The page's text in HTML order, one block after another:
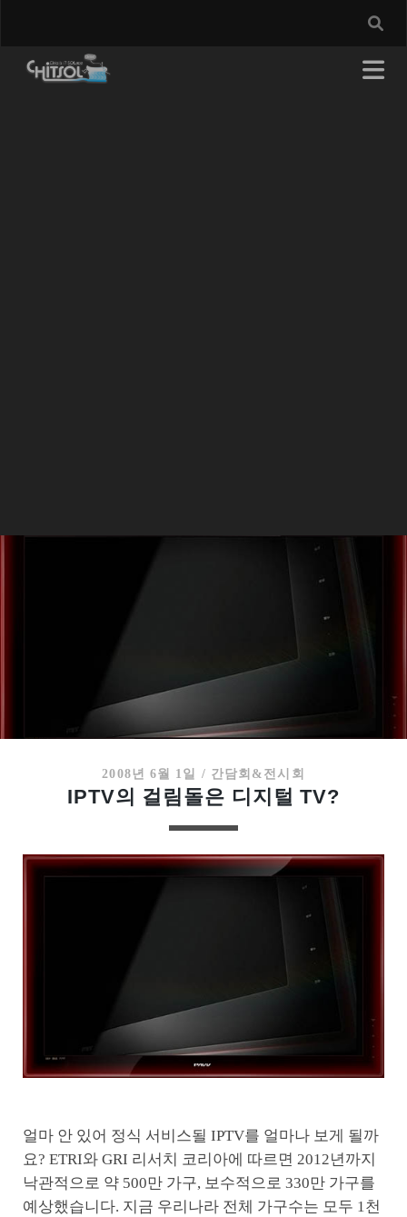
2008년 6월 1일 / 간담회&전시회
IPTV의 걸림돌은 디지털 TV?
얼마 안 있어 정식 서비스될 IPTV를 얼마나 보게 될까
요? ETRI와 GRI 리서치 코리아에 따르면 2012년까지
낙관적으로 약 500만 가구, 보수적으로 330만 가구를
예상했습니다. 지금 우리나라 전체 가구수는 모두 1천